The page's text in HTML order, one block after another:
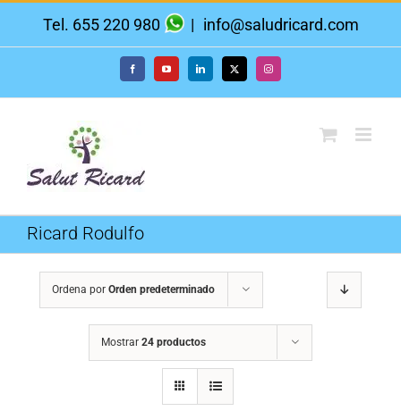
Tel. 655 220 980 | info@saludricard.com
FacebookYouTube LinkedIn X Instagram
Ricard Rodulfo
Ordena por Orden predeterminado
Mostrar 24 productos